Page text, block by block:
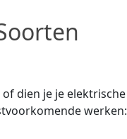
dien je je elektrische
werken: